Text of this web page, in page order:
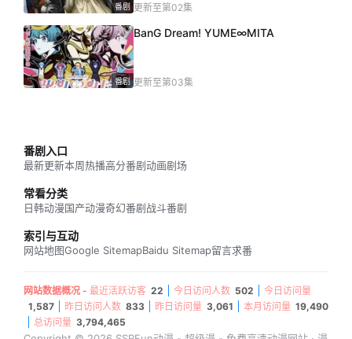
番剧 更新至第02集
番剧
BanG Dream! YUME∞MITA
更新至第03集
番剧入口
最新更新本周热播高分番剧动画剧场
常看分类
日韩动漫国产动漫奇幻番剧战斗番剧
索引与互动
网站地图Google SitemapBaidu Sitemap留言求番
网站数据概况 - 最近活跃访客 22 今日访问人数 502
今日访问量
1,587
昨日访问人数 833 昨日访问量 3,061 本月访问量 19,490
总访问量 3,794,465